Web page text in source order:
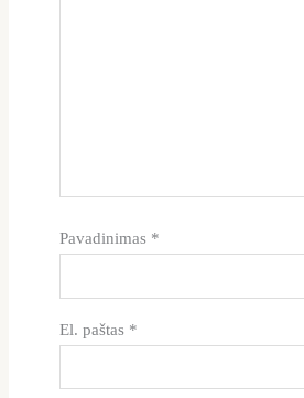
Pavadinimas *
El. paštas *